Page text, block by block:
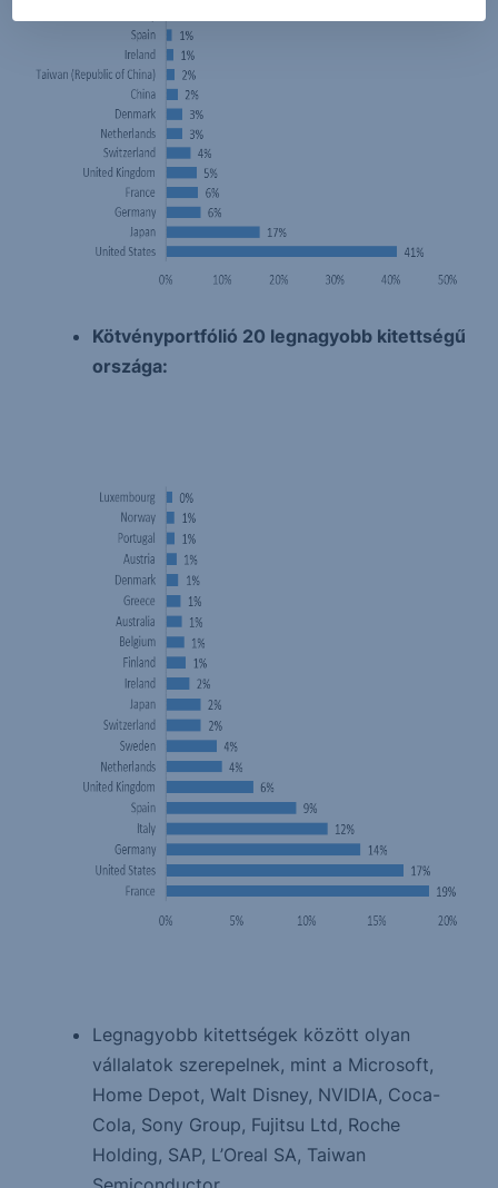
Kötvényportfólió 20 legnagyobb kitettségű
országa:
Legnagyobb kitettségek között olyan
vállalatok szerepelnek, mint a Microsoft,
Home Depot, Walt Disney, NVIDIA, Coca-
Cola, Sony Group, Fujitsu Ltd, Roche
Holding, SAP, L’Oreal SA, Taiwan